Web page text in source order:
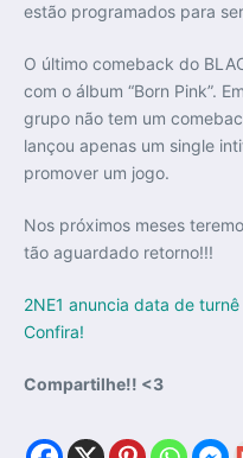
estão programados para
O último comeback do
com o álbum “Born Pink”.
grupo não tem um
lançou apenas um single
promover um jogo.
Nos próximos meses
tão aguardado retorno!!!
2NE1 anuncia data de
Confira!
Compartilhe!! <3